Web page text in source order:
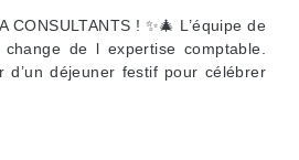
CONSULTANTS ! ✨🎄 L’équipe de
de l expertise comptable.
d’un déjeuner festif pour célébrer